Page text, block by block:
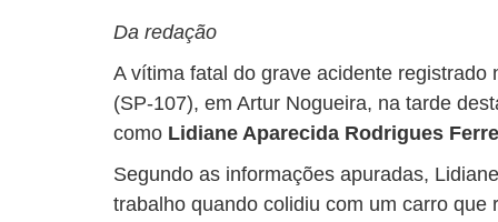
Da redação
A vítima fatal do grave acidente registrado
(SP-107), em Artur Nogueira, na tarde
como Lidiane Aparecida Rodrigues
Segundo as informações apuradas,
trabalho quando colidiu com um carro que